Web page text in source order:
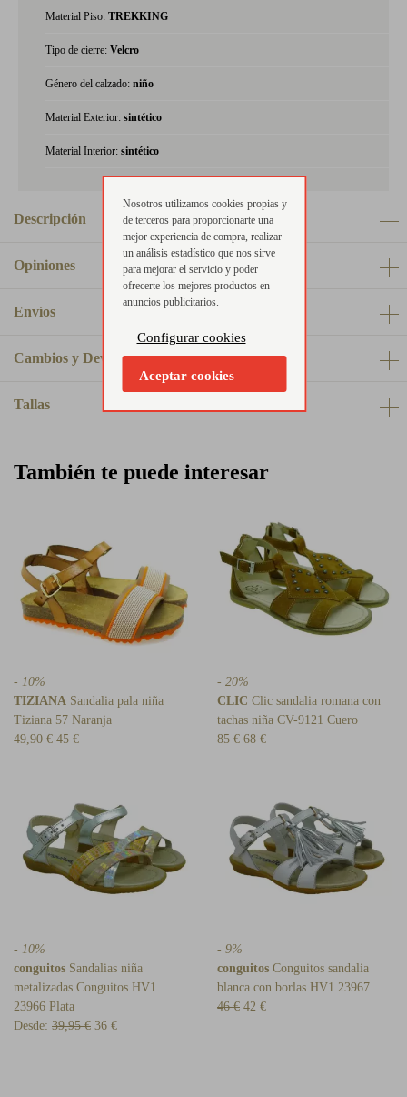
Material Piso: TREKKING
Tipo de cierre: Velcro
Género del calzado: niño
Material Exterior: sintético
Material Interior: sintético
Descripción
Opiniones
Envíos
Cambios y Devoluciones
Tallas
También te puede interesar
- 10%
TIZIANA Sandalia pala niña
Tiziana 57 Naranja
49,90 € 45 €
- 20%
CLIC Clic sandalia romana con
tachas niña CV-9121 Cuero
85 € 68 €
- 10%
conguitos Sandalias niña
metalizadas Conguitos HV1
23966 Plata
Desde: 39,95 € 36 €
- 9%
conguitos Conguitos sandalia
blanca con borlas HV1 23967
46 € 42 €
Nosotros utilizamos cookies propias y
de terceros para proporcionarte una
mejor experiencia de compra, realizar
un análisis estadístico que nos sirve
para mejorar el servicio y poder
ofrecerte los mejores productos en
anuncios publicitarios.
Configurar cookies
Aceptar cookies